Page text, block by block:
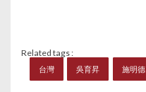
Related tags :
台灣 吳育昇 施明德